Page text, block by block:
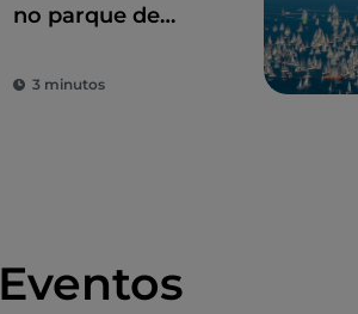
no parque de
Trieste, as férias
3 minutos
Eventos